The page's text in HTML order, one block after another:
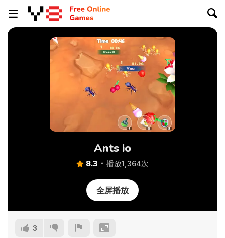
Ants io
8.3 播放1,364次
全屏播放
3